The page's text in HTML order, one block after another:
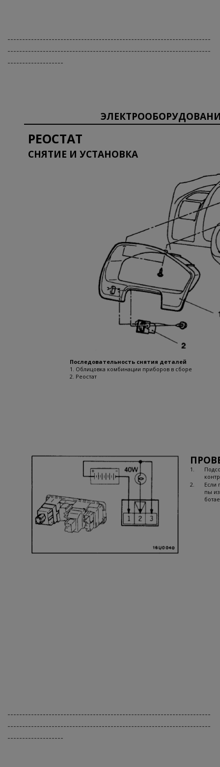
---------------------------------------------------------------------
---------------------------------------------------------------------
-------------------
РЕОСТАТ
СНЯТИЕ И УСТАНОВКА
Последовательность снятия деталей
1. Облицовка комбинации приборов в сборе
2. Реостат
1.
2.
Если
пы
---------------------------------------------------------------------
---------------------------------------------------------------------
-------------------